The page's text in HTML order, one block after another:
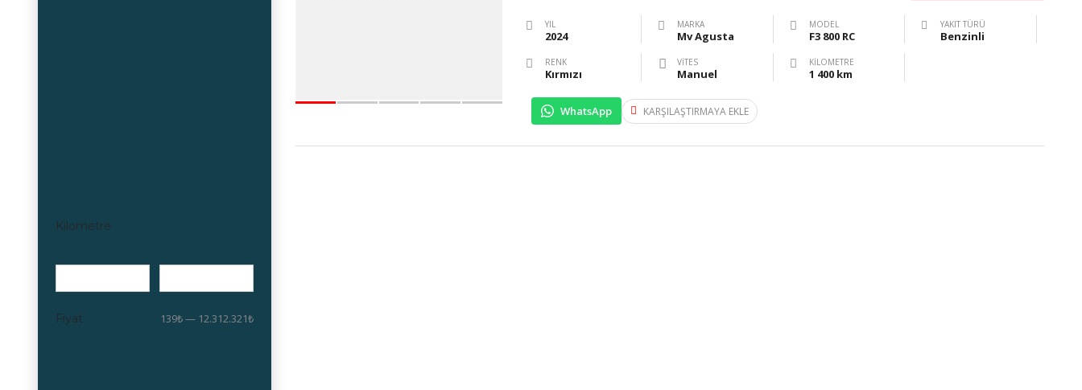
Kilometre
Fiyat 139₺ — 12.312.321₺
YIL
2024
MARKA
Mv Agusta
MODEL
F3 800 RC
YAKIT TÜRÜ
Benzinli
RENK
Kırmızı
VITES
Manuel
KILOMETRE
1 400 km
WhatsApp KARŞILAŞTIRMAYA EKLE